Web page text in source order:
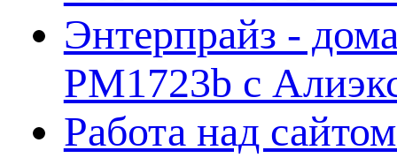
Энтерпрайз -
PM1723b с
Работа над